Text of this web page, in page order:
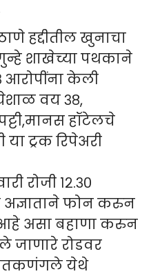
हद्दीतील खुनाचा
शाखेच्या पथकाने
आरोपींना केली
वय ३८,
हॉटेलचे
ट्रक रिपेअरी
रोजी १२.३०
अज्ञाताने फोन करुन
असा बहाणा करुन
जाणारे रोडवर
येथे